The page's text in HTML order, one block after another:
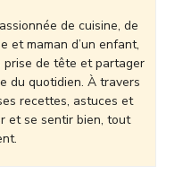
de cuisine, de
et maman d’un enfant,
de tête et partager
du quotidien. À travers
recettes, astuces et
et se sentir bien, tout